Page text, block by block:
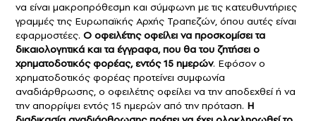
να είναι μακροπρόθεσμη και σύμφωνη με τις κατευθυντήριες
γραμμές της Ευρωπαϊκής Αρχής Τραπεζών, όπου αυτές είναι
εφαρμοστέες. Ο οφειλέτης οφείλει να προσκομίσει τα
δικαιολογητικά και τα έγγραφα, που θα του ζητήσει ο
χρηματοδοτικός φορέας, εντός 15 ημερών. Εφόσον ο
χρηματοδοτικός φορέας προτείνει συμφωνία
αναδιάρθρωσης, ο οφειλέτης οφείλει να την αποδεχθεί ή να
την απορρίψει εντός 15 ημερών από την πρόταση. Η